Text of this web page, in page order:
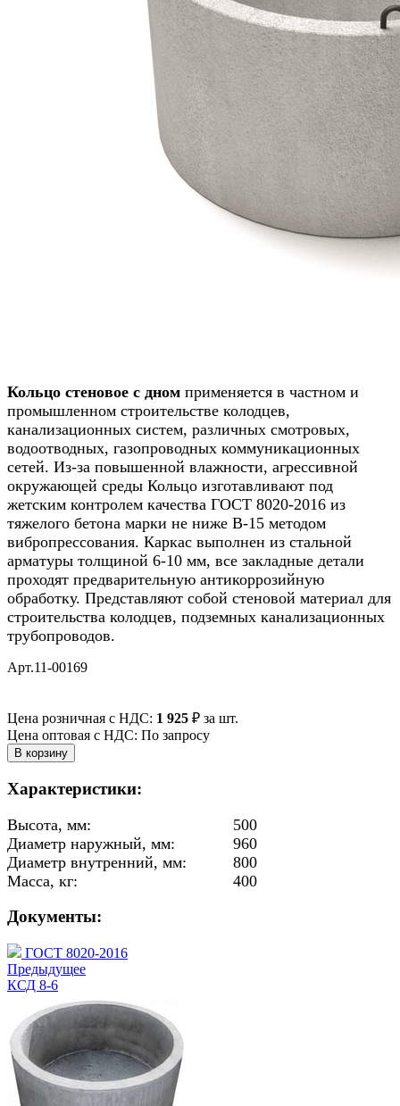
Кольцо стеновое с дном применяется в частном и
промышленном строительстве колодцев,
канализационных систем, различных смотровых,
водоотводных, газопроводных коммуникационных
сетей. Из-за повышенной влажности, агрессивной
окружающей среды Кольцо изготавливают под
жетским контролем качества ГОСТ 8020-2016 из
тяжелого бетона марки не ниже B-15 методом
вибропрессования. Каркас выполнен из стальной
арматуры толщиной 6-10 мм, все закладные детали
проходят предварительную антикоррозийную
обработку. Представляют собой стеновой материал для
строительства колодцев, подземных канализационных
трубопроводов.
Арт.11-00169
Цена розничная с НДС: 1 925 ₽ за шт.
Цена оптовая с НДС: По запросу
Характеристики:
Высота, мм:
500
Диаметр наружный, мм:
960
Диаметр внутренний, мм:
800
Масса, кг:
400
Документы:
ГОСТ 8020-2016
Предыдущее
КСД 8-6